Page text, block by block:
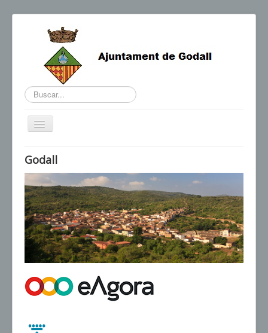
Buscar...
Cambiar
navegación
BENVINGUDA DE L'ALCALDE
AGENDA I NOTÍCIES
HORARIS D'INTERÈS
CONTACTE
TRÀMITS
SEU ELECTRÒNICA
VENDA D'ENTRADES
Godall